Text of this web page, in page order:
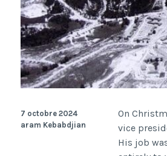
On
vice
His job
7 octobre 2024
aram Kebabdjian